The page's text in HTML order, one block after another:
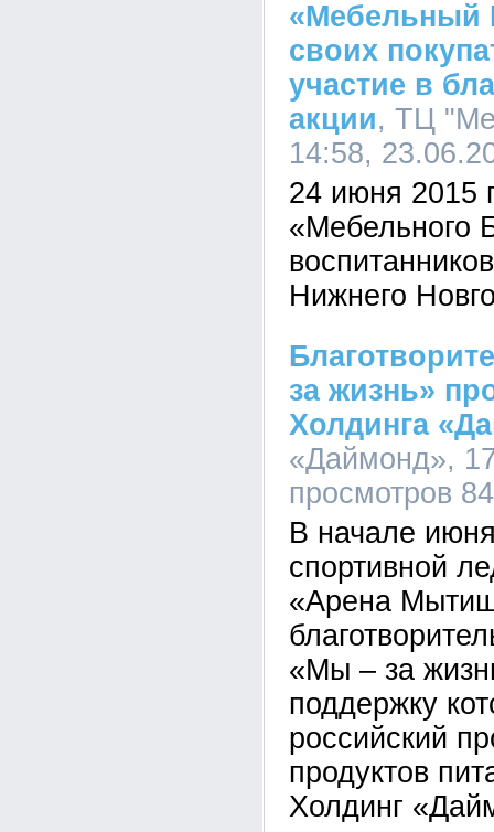
«Мебельный
своих
участие в
акции, ТЦ
14:58,
24 июня 2015
«Мебельного
Нижнего
за жизнь»
Холдинга
«Даймонд»,
просмотров
В начале
спортивной
«Арена
«Мы – за
поддержку
российский
продуктов
Холдинг